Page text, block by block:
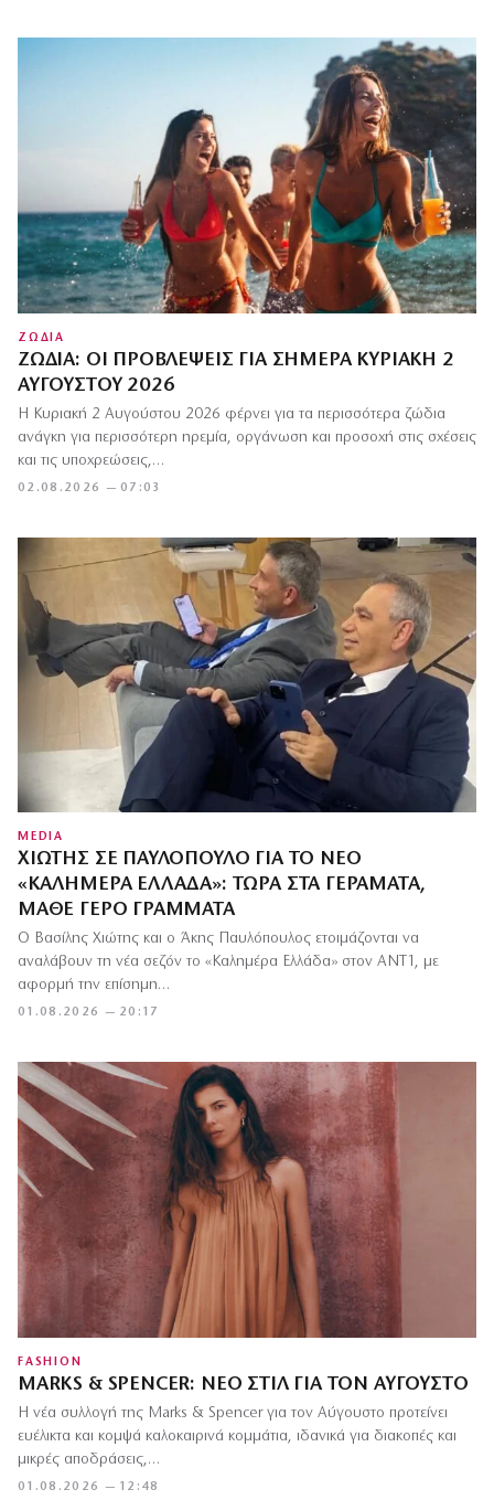
ΖΩΔΙΑ
ΖΏΔΙΑ: ΟΙ ΠΡΟΒΛΈΨΕΙΣ ΓΙΑ ΣΉΜΕΡΑ ΚΥΡΙΑΚΉ 2
ΑΥΓΟΎΣΤΟΥ 2026
02.08.2026 — 07:03
Η Κυριακή 2 Αυγούστου 2026 φέρνει για τα περισσότερα ζώδια
ανάγκη για περισσότερη ηρεμία, οργάνωση και προσοχή στις σχέσεις
και τις υποχρεώσεις,…
MEDIA
ΧΙΏΤΗΣ ΣΕ ΠΑΥΛΌΠΟΥΛΟ ΓΙΑ ΤΟ ΝΈΟ
«ΚΑΛΗΜΈΡΑ ΕΛΛΆΔΑ»: ΤΏΡΑ ΣΤΑ ΓΕΡΆΜΑΤΑ,
ΜΆΘΕ ΓΈΡΟ ΓΡΆΜΜΑΤΑ
01.08.2026 — 20:17
Ο Βασίλης Χιώτης και ο Άκης Παυλόπουλος ετοιμάζονται να
αναλάβουν τη νέα σεζόν το «Καλημέρα Ελλάδα» στον ΑΝΤ1, με
αφορμή την επίσημη…
FASHION
MARKS & SPENCER: ΝΈΟ ΣΤΙΛ ΓΙΑ ΤΟΝ ΑΎΓΟΥΣΤΟ
01.08.2026 — 12:48
Η νέα συλλογή της Marks & Spencer για τον Αύγουστο προτείνει
ευέλικτα και κομψά καλοκαιρινά κομμάτια, ιδανικά για διακοπές και
μικρές αποδράσεις,…